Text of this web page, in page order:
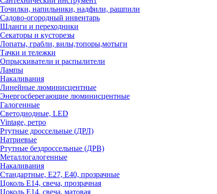
Точилки, напильники, надфили, рашпили
Садово-огородный инвентарь
Шланги и переходники
Секаторы и кусторезы
Лопаты, грабли, вилы,топоры,мотыги
Тачки и тележки
Опрыскиватели и распылители
Лампы
Накаливания
Линейные люминисцентные
Энергосберегающие люминисцентные
Галогенные
Светодиодные, LED
Vintage, ретро
Ртутные дроссельные (ДРЛ)
Натриевые
Ртутные бездроссельные (ДРВ)
Металлогалогенные
Накаливания
Стандартные, Е27, Е40, прозрачные
Цоколь Е14, свеча, прозрачная
Цоколь Е14, свеча, матовая